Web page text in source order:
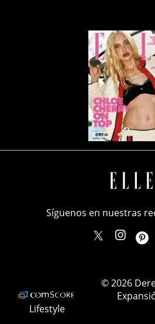
Síguenos en nuestras
Lifestyle
© 2026